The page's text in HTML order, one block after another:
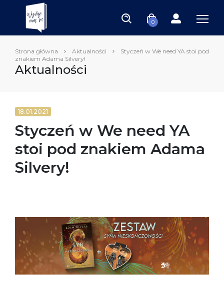
0
Strona główna Aktualności
Styczeń w We need YA stoi pod
znakiem Adama Silvery!
Aktualności
18.01.2021
Styczeń w We need YA
stoi pod znakiem Adama
Silvery!